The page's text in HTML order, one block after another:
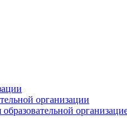
организации